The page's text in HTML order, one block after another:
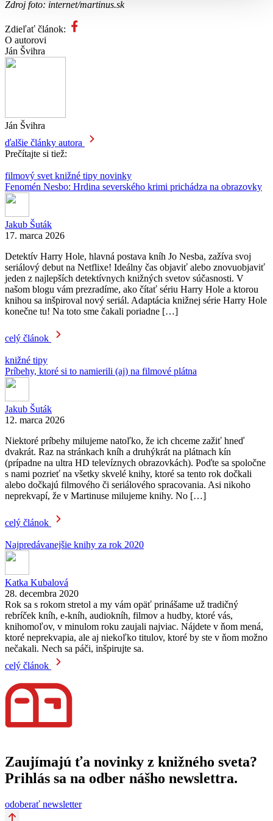
Zdroj foto: internet/martinus.sk
Zdieľať článok:
O autorovi
Ján Švihra
Ján Švihra
ďalšie články autora
Prečítajte si tiež:
filmový svet knižné tipy novinky
Fenomén Nesbo: Hrdina severského krimi prichádza na obrazovky
Jakub Šuták
17. marca 2026
Detektív Harry Hole, hlavná postava kníh Jo Nesba, zažíva svoj
seriálový debut na Netflixe! Ideálny čas objaviť alebo znovuobjaviť
jeden z najlepších detektívnych knižných svetov súčasnosti. V
našom blogu vám prezradíme, ako čítať sériu Harry Hole a ktorou
knihou sa inšpiroval nový seriál. Adaptácia knižnej série Harry Hole
konečne tu! Na toto sme čakali poriadne […]
celý článok
knižné tipy
Príbehy, ktoré si to namierili (aj) na filmové plátna
Jakub Šuták
12. marca 2026
Niektoré príbehy milujeme natoľko, že ich chceme zažiť hneď
dvakrát. Raz na stránkach kníh a druhýkrát na plátnach kín
(prípadne na ultra HD televíznych obrazovkách). Poďte sa spoločne
s nami pozrieť na všetky skvelé knihy, ktoré sa tento rok dočkali
alebo dočkajú filmového či seriálového spracovania. Asi nikoho
neprekvapí, že v Martinuse milujeme knihy. No […]
celý článok
Najpredávanejšie knihy za rok 2020
Katka Kubalová
28. decembra 2020
Rok sa s rokom stretol a my vám opäť prinášame už tradičný
rebríček kníh, e-kníh, audiokníh, filmov a hudby, ktoré vás,
knihomoľov, v minulom roku zaujali najviac. Nájdete v ňom mená,
ktoré neprekvapia, ale aj niekoľko titulov, ktoré by ste v ňom možno
nečakali. Nech sa páči, inšpirujte sa.
celý článok
Zaujímajú ťa novinky z knižného sveta?
Prihlás sa na odber nášho newslettra.
odoberať newsletter